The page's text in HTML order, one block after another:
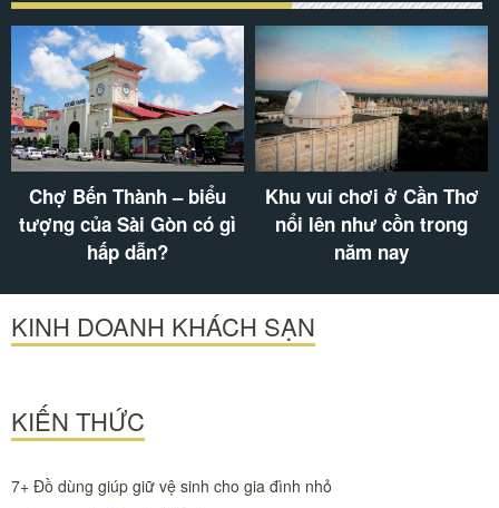
Chợ Bến Thành – biểu
tượng của Sài Gòn có gì
hấp dẫn?
Khu vui chơi ở Cần Thơ
nổi lên như cồn trong
năm nay
KINH DOANH KHÁCH SẠN
KIẾN THỨC
7+ Đồ dùng giúp giữ vệ sinh cho gia đình nhỏ